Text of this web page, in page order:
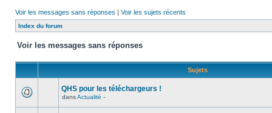
Voir les messages sans réponses | Voir les sujets récents
Index du forum
Voir les messages sans réponses
Sujets
QHS pour les téléchargeurs !
dansActualité -